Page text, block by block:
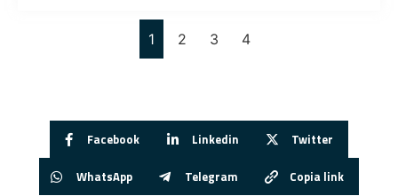
1 2 3 4
Facebook Linkedin Twitter
WhatsApp Telegram Copia link